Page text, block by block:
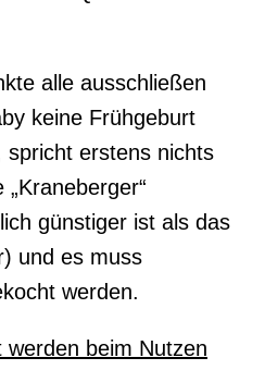
alle ausschließen
keine Frühgeburt
spricht erstens nichts
günstiger ist als das
und es muss
werden.
beim Nutzen